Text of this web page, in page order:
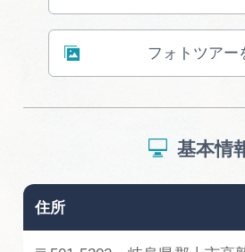
フォトツアー
基本情
住所